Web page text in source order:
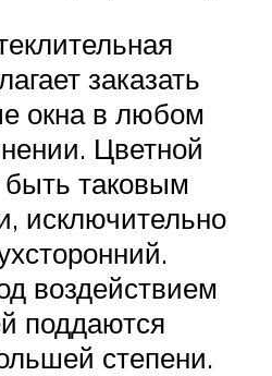
заказать
окна в любом
Цветной
таковым
исключительно
воздействием
поддаются
степени.